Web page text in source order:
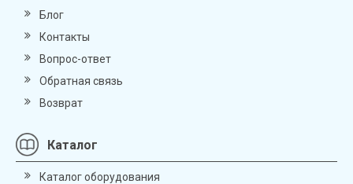
Блог
Контакты
Вопрос-ответ
Обратная связь
Возврат
Каталог
Каталог оборудования